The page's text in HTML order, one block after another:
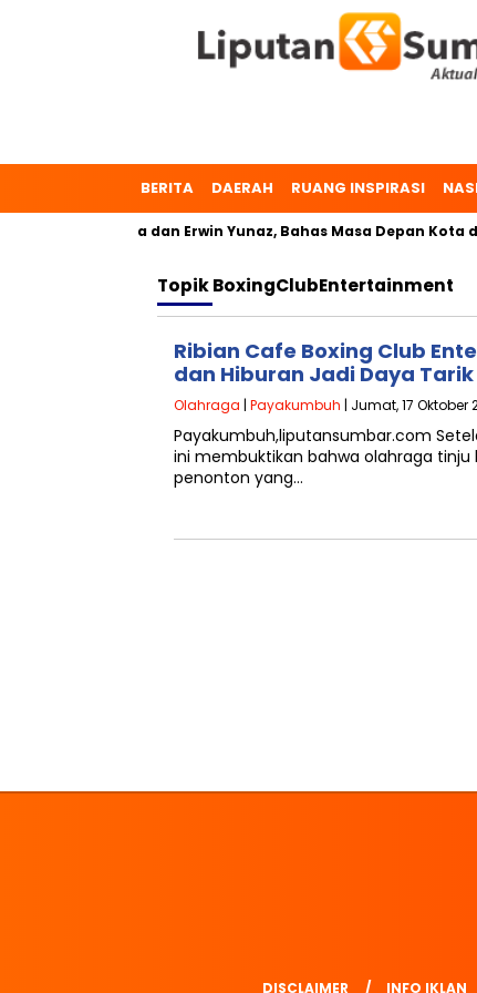
BERITA DAERAH RUANG INSPIRASI
Dr. Zulmaeta dan Erwin Yunaz, Bahas Masa Depan Kota
TopikBoxingClubEntertainment
Ribian Cafe Boxing Club
dan Hiburan Jadi Daya
Olahraga | Payakumbuh | Jumat, 17 Oktober
Payakumbuh,liputansumbar.com
ini membuktikan bahwa olahraga
penonton yang…
DISCLAIMER INFO IKLAN